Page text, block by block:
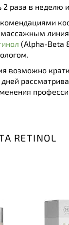
раза в
(Alpha-Beta
возможно
RETINOL